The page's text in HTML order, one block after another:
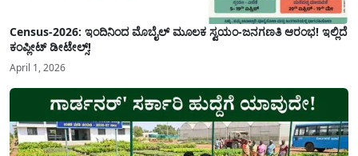
Census-2026: ಇಂದಿನಿಂದ ಮೊಬೈಲ್ ಮೂಲಕ ಸ್ವಯಂ-ಜನಗಣತಿ ಆರಂಭ! ಇಲ್ಲಿದೆ
ಕಂಪ್ಲೀಟ್ ಡೀಟೇಲ್ಸ್!
April 1, 2026